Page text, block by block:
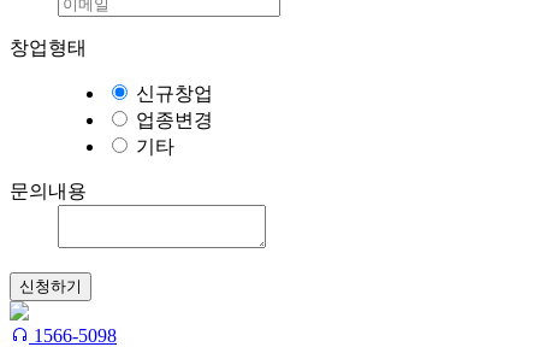
창업형태
신규창업
업종변경
기타
문의내용
신청하기
1566-5098